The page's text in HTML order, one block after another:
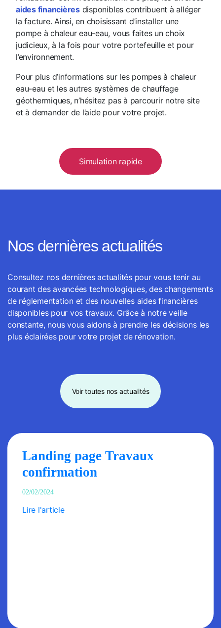
aides financièresdisponibles contribuent à alléger
la facture. Ainsi, en choisissant d’installer une
pompe à chaleur eau-eau, vous faites un choix
judicieux, à la fois pour votre portefeuille et pour
l’environnement.
Pour plus d’informations sur les pompes à chaleur
eau-eau et les autres systèmes de chauffage
géothermiques, n’hésitez pas à parcourir notre site
et à demander de l’aide pour votre projet.
Simulation rapide
Nos dernières actualités
Consultez nos dernières actualités pour vous tenir au
courant des avancées technologiques, des changements
de réglementation et des nouvelles aides financières
disponibles pour vos travaux. Grâce à notre veille
constante, nous vous aidons à prendre les décisions les
plus éclairées pour votre projet de rénovation.
Voir toutes nos actualités
Landing page Travaux
confirmation
02/02/2024
Lire l'article